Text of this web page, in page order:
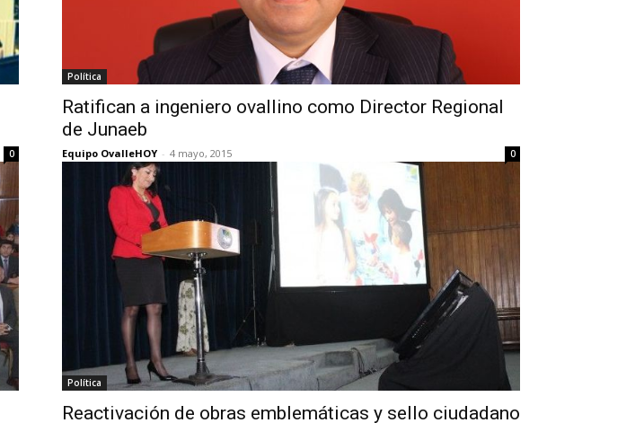
0
Política
Ratifican a ingeniero ovallino como Director Regional
de Junaeb
Equipo OvalleHOY - 4 mayo, 2015 0
Política
Reactivación de obras emblemáticas y sello ciudadano